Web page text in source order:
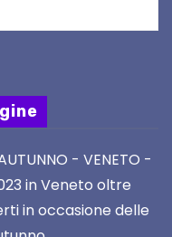
- VENETO -
in Veneto oltre
in occasione delle